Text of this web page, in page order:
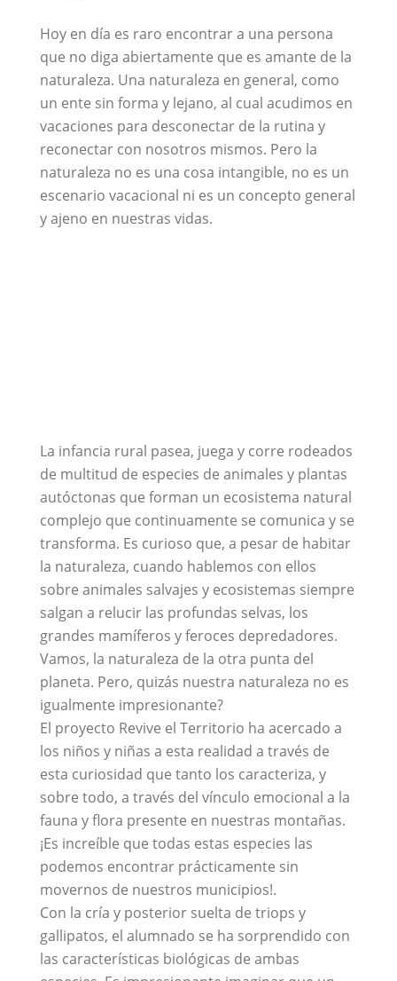
Hoy en día es raro encontrar a una persona
que no diga abiertamente que es amante de la
naturaleza. Una naturaleza en general, como
un ente sin forma y lejano, al cual acudimos en
vacaciones para desconectar de la rutina y
reconectar con nosotros mismos. Pero la
naturaleza no es una cosa intangible, no es un
escenario vacacional ni es un concepto general
y ajeno en nuestras vidas.
La infancia rural pasea, juega y corre rodeados
de multitud de especies de animales y plantas
autóctonas que forman un ecosistema natural
complejo que continuamente se comunica y se
transforma. Es curioso que, a pesar de habitar
la naturaleza, cuando hablemos con ellos
sobre animales salvajes y ecosistemas siempre
salgan a relucir las profundas selvas, los
grandes mamíferos y feroces depredadores.
Vamos, la naturaleza de la otra punta del
planeta. Pero, quizás nuestra naturaleza no es
igualmente impresionante?
El proyecto Revive el Territorio ha acercado a
los niños y niñas a esta realidad a través de
esta curiosidad que tanto los caracteriza, y
sobre todo, a través del vínculo emocional a la
fauna y flora presente en nuestras montañas.
¡Es increíble que todas estas especies las
podemos encontrar prácticamente sin
movernos de nuestros municipios!.
Con la cría y posterior suelta de triops y
gallipatos, el alumnado se ha sorprendido con
las características biológicas de ambas